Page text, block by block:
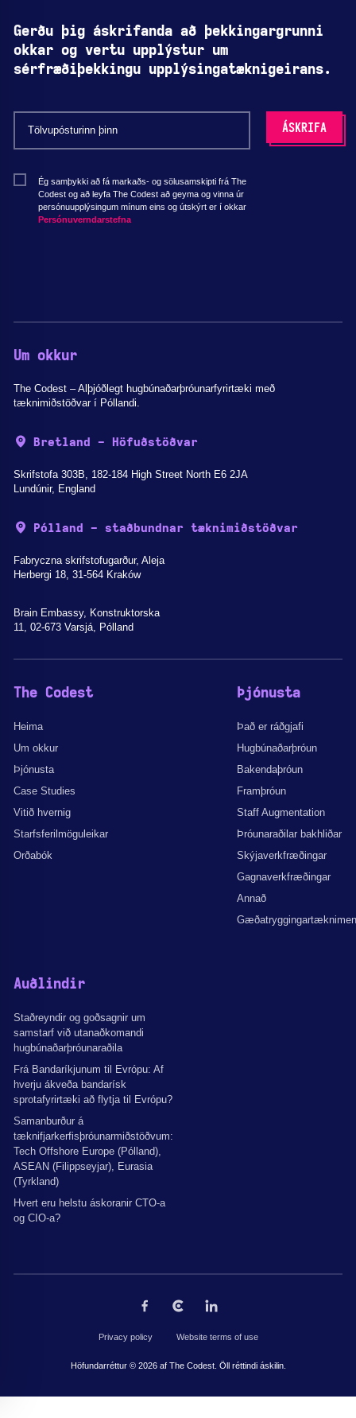
Gerðu þig áskrifanda að þekkingargrunni
okkar og vertu upplýstur um
sérfræðiþekkingu upplýsingatæknigeirans.
Ég samþykki að fá markaðs- og sölusamskipti frá The
Codest og að leyfa The Codest að geyma og vinna úr
persónuupplýsingum mínum eins og útskýrt er í okkar
Persónuverndarstefna
Um okkur
The Codest – Alþjóðlegt hugbúnaðarþróunarfyrirtæki með
tæknimiðstöðvar í Póllandi.
Bretland - Höfuðstöðvar
Skrifstofa 303B, 182-184 High Street North E6 2JA
Lundúnir, England
Pólland - staðbundnar tæknimiðstöðvar
Fabryczna skrifstofugarður, Aleja
Herbergi 18, 31-564 Kraków
Brain Embassy, Konstruktorska
11, 02-673 Varsjá, Pólland
The Codest
Heima
Um okkur
Þjónusta
Case Studies
Vitið hvernig
Starfsferilmöguleikar
Orðabók
Þjónusta
Það er ráðgjafi
Hugbúnaðarþróun
Bakendaþróun
Framþróun
Staff Augmentation
Þróunaraðilar bakhliðar
Skýjaverkfræðingar
Gagnaverkfræðingar
Annað
Auðlindir
Staðreyndir og goðsagnir um
samstarf við utanaðkomandi
hugbúnaðarþróunaraðila
Frá Bandaríkjunum til Evrópu: Af
hverju ákveða bandarísk
sprotafyrirtæki að flytja til Evrópu?
Samanburður á
tæknifjarkerfisþróunarmiðstöðvum:
Tech Offshore Europe (Pólland),
ASEAN (Filippseyjar), Eurasia
(Tyrkland)
Hvert eru helstu áskoranir CTO-a
og CIO-a?
Privacy policy Website terms of use
Höfundarréttur © 2026 af The Codest. Öll réttindi áskilin.